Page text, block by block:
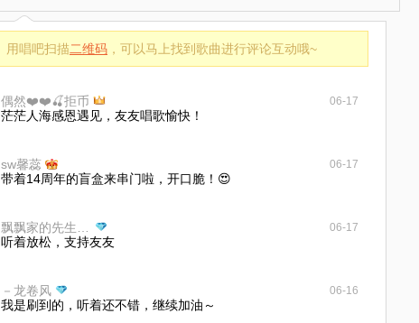
用唱吧扫描二维码 ，可以马上找到歌曲进行评论互动哦~
偶然❤️❤️🍒拒币 06-17
茫茫人海感恩遇见，友友唱歌愉快！
sw馨蕊 06-17
带着14周年的盲盒来串门啦，开口脆！😍
06-17
听着放松，支持友友
－龙卷风 06-16
我是刷到的，听着还不错，继续加油～